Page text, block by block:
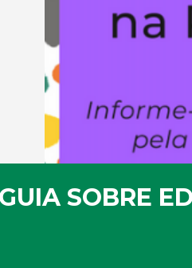
GUIA SOBRE